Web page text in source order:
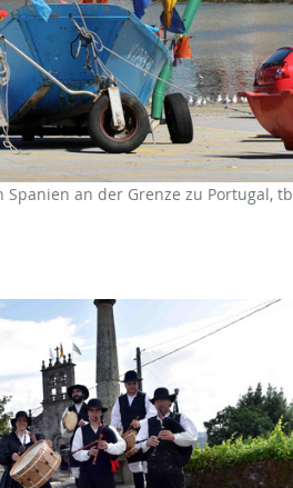
Spanien an der Grenze zu Portugal, tb